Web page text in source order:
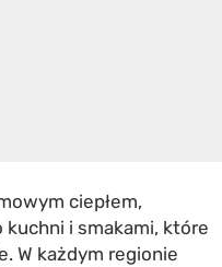
ciepłem,
i smakami, które
W każdym regionie